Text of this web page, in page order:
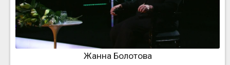
Жанна Болотова